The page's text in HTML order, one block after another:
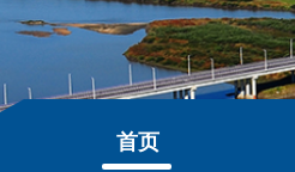
首页